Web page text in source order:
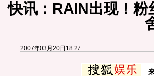
快讯：RAIN出现！粉
2007年03月20日18:27